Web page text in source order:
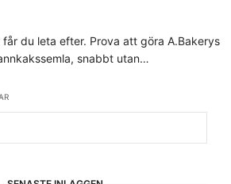
du leta efter. Prova att göra A.Bakerys
snabbt utan…